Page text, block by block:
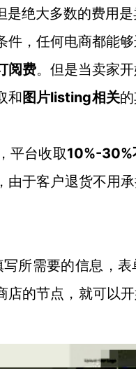
绝大多数的费用是
件，任何电商都能
阅费。但是当卖家
和图片listing相关
平台收取10%-30%
由于客户退货不用
写所需要的信息，表
店的节点，就可以